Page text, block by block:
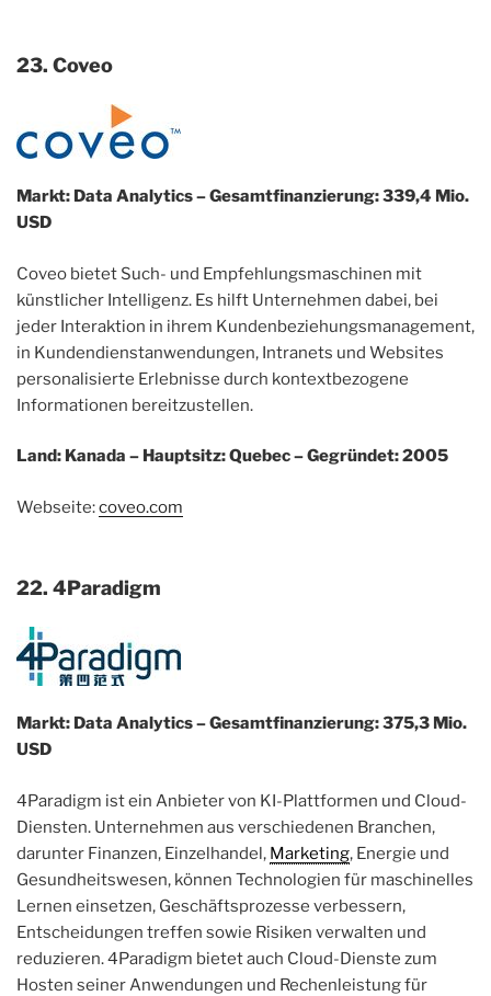
23. Coveo
Markt: Data Analytics – Gesamtfinanzierung: 339,4 Mio.
USD
Coveo bietet Such- und Empfehlungsmaschinen mit
künstlicher Intelligenz. Es hilft Unternehmen dabei, bei
jeder Interaktion in ihrem Kundenbeziehungsmanagement,
in Kundendienstanwendungen, Intranets und Websites
personalisierte Erlebnisse durch kontextbezogene
Informationen bereitzustellen.
Land: Kanada – Hauptsitz: Quebec – Gegründet: 2005
Webseite:coveo.com
22. 4Paradigm
Markt: Data Analytics – Gesamtfinanzierung: 375,3 Mio.
USD
4Paradigm ist ein Anbieter von KI-Plattformen und Cloud-
Diensten. Unternehmen aus verschiedenen Branchen,
darunter Finanzen, Einzelhandel, Marketing, Energie und
Gesundheitswesen, können Technologien für maschinelles
Lernen einsetzen, Geschäftsprozesse verbessern,
Entscheidungen treffen sowie Risiken verwalten und
reduzieren. 4Paradigm bietet auch Cloud-Dienste zum
Hosten seiner Anwendungen und Rechenleistung für